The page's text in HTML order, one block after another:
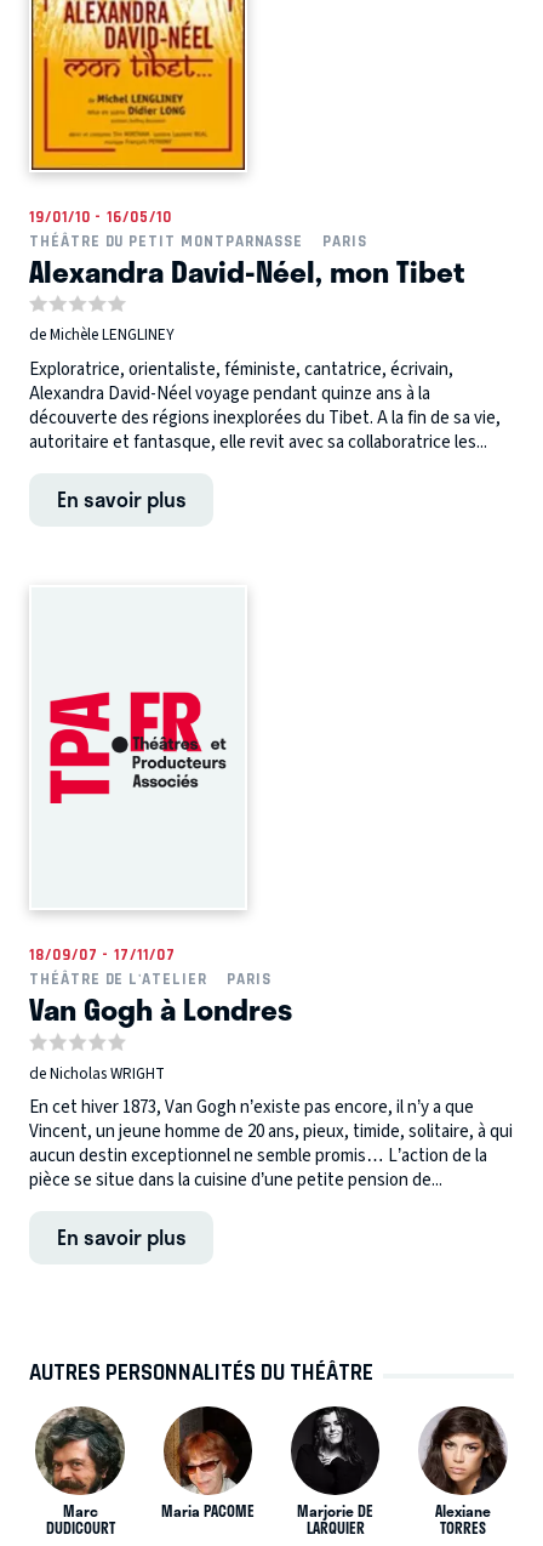
19/01/10 - 16/05/10
THÉÂTRE DU PETIT MONTPARNASSE
PARIS
Alexandra David-Néel, mon Tibet
de Michèle LENGLINEY
Exploratrice, orientaliste, féministe, cantatrice, écrivain,
Alexandra David-Néel voyage pendant quinze ans à la
découverte des régions inexplorées du Tibet. A la fin de sa vie,
autoritaire et fantasque, elle revit avec sa collaboratrice les...
En savoir plus
18/09/07 - 17/11/07
THÉÂTRE DE L'ATELIER
PARIS
Van Gogh à Londres
de Nicholas WRIGHT
En cet hiver 1873, Van Gogh n’existe pas encore, il n’y a que
Vincent, un jeune homme de 20 ans, pieux, timide, solitaire, à qui
aucun destin exceptionnel ne semble promis… L’action de la
pièce se situe dans la cuisine d’une petite pension de...
En savoir plus
AUTRES PERSONNALITÉS DU THÉÂTRE
Marc
DUDICOURT
Maria PACOME Marjorie DE
LARQUIER
Alexiane
TORRES